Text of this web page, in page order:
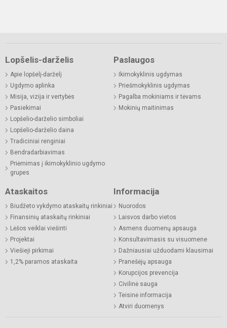
Lopšelis-darželis
Apie lopšelį-darželį
Ugdymo aplinka
Misija, vizija ir vertybės
Pasiekimai
Lopšelio-darželio simboliai
Lopšelio-darželio daina
Tradiciniai renginiai
Bendradarbiavimas
Priėmimas į ikimokyklinio ugdymo
grupes
Paslaugos
Ikimokyklinis ugdymas
Priešmokyklinis ugdymas
Pagalba mokiniams ir tėvams
Mokinių maitinimas
Ataskaitos
Biudžeto vykdymo ataskaitų rinkiniai
Finansinių ataskaitų rinkiniai
Lėšos veiklai viešinti
Projektai
Viešieji pirkimai
1,2% paramos ataskaita
Informacija
Nuorodos
Laisvos darbo vietos
Asmens duomenų apsauga
Konsultavimasis su visuomene
Dažniausiai užduodami klausimai
Pranešėjų apsauga
Korupcijos prevencija
Civilinė sauga
Teisinė informacija
Atviri duomenys